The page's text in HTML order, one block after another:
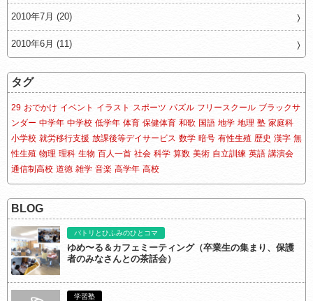
2010年7月 (20)
2010年6月 (11)
タグ
29 おでかけ イベント イラスト スポーツ パズル フリースクール ブラックサ
ンダー 中学年 中学校 低学年 体育 保健体育 和歌 国語 地学 地理 塾 家庭科
小学校 就労移行支援 放課後等デイサービス 数学 暗号 有性生殖 歴史 漢字 無
性生殖 物理 理科 生物 百人一首 社会 科学 算数 美術 自立訓練 英語 講演会
通信制高校 道徳 雑学 音楽 高学年 高校
BLOG
パトリとひふみのひとコマ
ゆめ〜る＆カフェミーティング（卒業生の集まり、保護
者のみなさんとの茶話会）
学習塾